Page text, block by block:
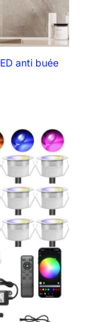
anti buée